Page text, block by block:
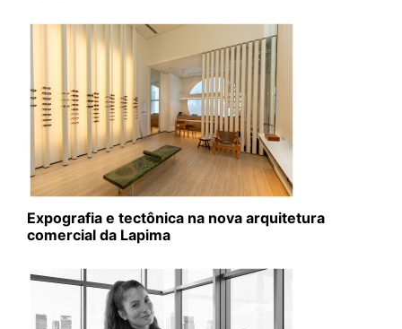
Expografia e tectônica na nova arquitetura
comercial da Lapima